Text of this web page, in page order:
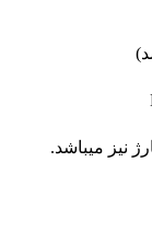
نیز میباشد.